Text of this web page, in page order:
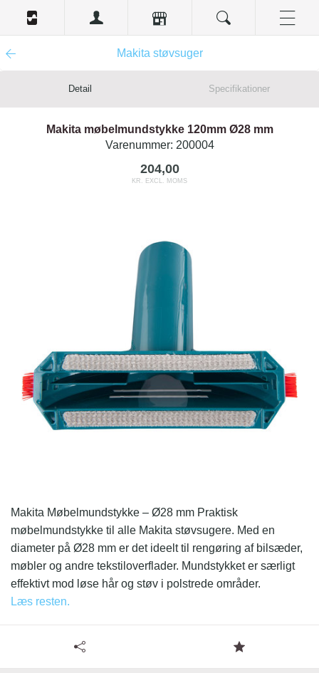
Makita støvsuger
Detail Specifikationer
Makita møbelmundstykke 120mm Ø28 mm
Varenummer: 200004
204,00
KR. EXCL. MOMS
Makita Møbelmundstykke – Ø28 mm Praktisk
møbelmundstykke til alle Makita støvsugere. Med en
diameter på Ø28 mm er det ideelt til rengøring af bilsæder,
møbler og andre tekstiloverflader. Mundstykket er særligt
effektivt mod løse hår og støv i polstrede områder.
Læs resten.
Tilgængelige specifikationer for Makita